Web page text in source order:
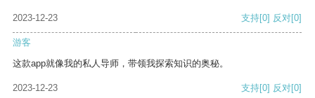
2023-12-23 支持[0] 反对[0]
游客
这款app就像我的私人导师，带领我探索知识的奥秘。
2023-12-23 支持[0] 反对[0]